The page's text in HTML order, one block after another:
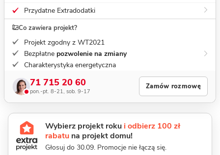
Przydatne Extradodatki
Co zawiera projekt?
Projekt zgodny z WT2021
Bezpłatne pozwolenie na zmiany
Charakterystyka energetyczna
71 715 20 60
pon.-pt. 8-21, sob. 9-17
Zamów rozmowę
Wybierz projekt roku i odbierz 100 zł
rabatu na projekt domu!
Głosuj do 30.09. Promocje nie łączą się.